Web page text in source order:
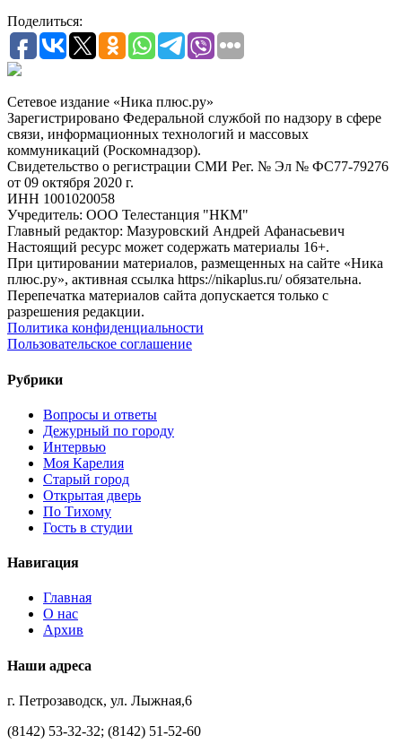
Поделиться:
Сетевое издание «Ника плюс.ру»
Зарегистрировано Федеральной службой по надзору в сфере
связи, информационных технологий и массовых
коммуникаций (Роскомнадзор).
Свидетельство о регистрации СМИ Рег. № Эл № ФС77-79276
от 09 октября 2020 г.
ИНН 1001020058
Учредитель: ООО Телестанция "НКМ"
Главный редактор: Мазуровский Андрей Афанасьевич
Настоящий ресурс может содержать материалы 16+.
При цитировании материалов, размещенных на сайте «Ника
плюс.ру», активная ссылка https://nikaplus.ru/ обязательна.
Перепечатка материалов сайта допускается только с
разрешения редакции.
Политика конфиденциальности
Пользовательское соглашение
Рубрики
Вопросы и ответы
Дежурный по городу
Интервью
Моя Карелия
Старый город
Открытая дверь
По Тихому
Гость в студии
Навигация
Главная
О нас
Архив
Наши адреса
г. Петрозаводск, ул. Лыжная,6
(8142) 53-32-32; (8142) 51-52-60